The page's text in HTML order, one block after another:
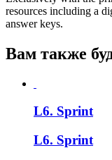
resources including a
answer keys.
Вам также
L6. Sprint
L6. Sprint